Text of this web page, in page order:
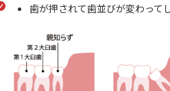
歯が押されて歯並びが変わって